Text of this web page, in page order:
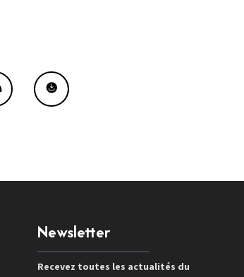
Newsletter
Recevez toutes les actualités du